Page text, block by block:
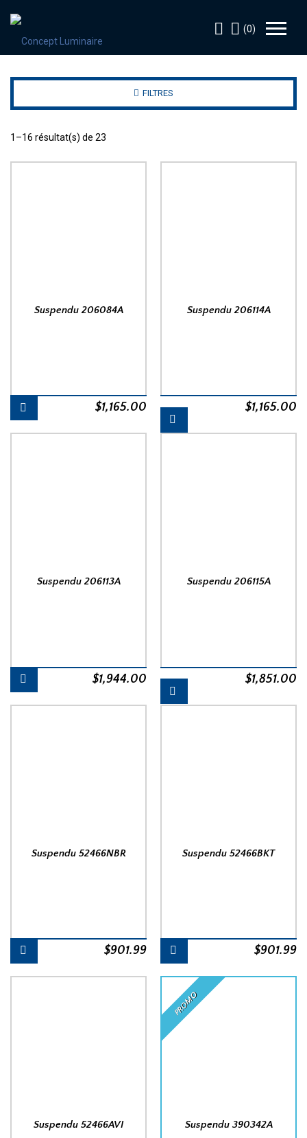
(0)
FILTRES
1–16 résultat(s) de 23
Suspendu 206084A
$1,165.00
Suspendu 206114A
$1,165.00
Suspendu 206113A
$1,944.00
Suspendu 206115A
$1,851.00
Suspendu 52466NBR
$901.99
Suspendu 52466BKT
$901.99
Suspendu 52466AVI
PROMO
Suspendu 390342A